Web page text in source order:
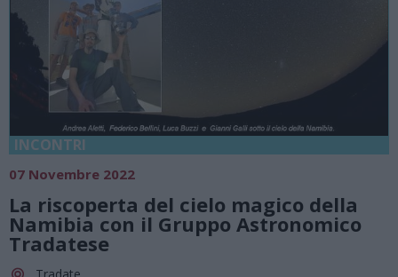
INCONTRI
07 Novembre 2022
La riscoperta del cielo magico della
Namibia con il Gruppo Astronomico
Tradatese
Tradate